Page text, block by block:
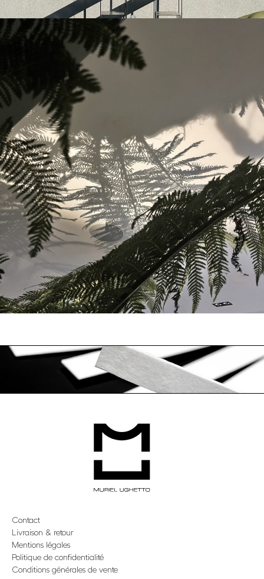
Contact
Livraison & retour
Mentions légales
Politique de confidentialité
Conditions générales de vente